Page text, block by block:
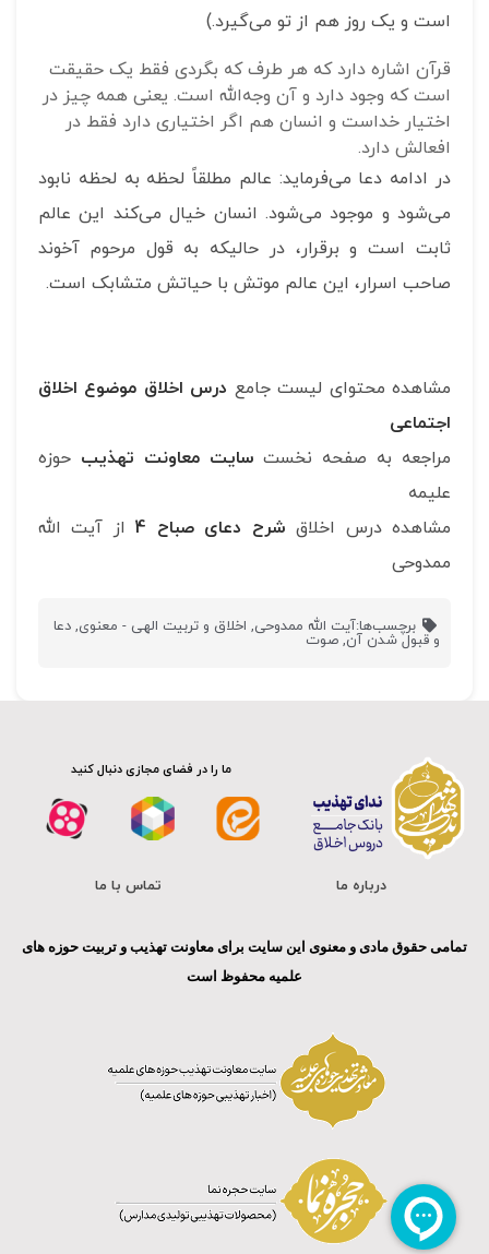
است و یک روز هم از تو می‌گیرد.)
قرآن اشاره دارد که هر طرف که بگردی فقط یک حقیقت
است که وجود دارد و آن وجه‌الله است. یعنی همه چیز در
اختیار خداست و انسان هم اگر اختیاری دارد فقط در
افعالش دارد.
در ادامه دعا می‌فرماید: عالم مطلقاً لحظه به لحظه نابود
می‌شود و موجود می‌شود. انسان خیال می‌کند این عالم
ثابت است و برقرار، در حالیکه به قول مرحوم آخوند
صاحب اسرار، این عالم موتش با حیاتش متشابک است.
مشاهده محتوای لیست جامع درس اخلاق موضوع اخلاق
اجتماعی
مراجعه به صفحه نخست سایت معاونت تهذیب حوزه
علیمه
مشاهده درس اخلاق شرح دعای صباح 4
از آیت الله
ممدوحی
برچسب‌ها:آیت الله ممدوحی, اخلاق و تربیت الهی - معنوی,دعا
و قبول شدن آن, صوت
ما را در فضای مجازی دنبال کنید
درباره ما تماس با ما
تمامی حقوق مادی و معنوی این سایت برای معاونت تهذیب و تربیت حوزه های
علمیه محفوظ است